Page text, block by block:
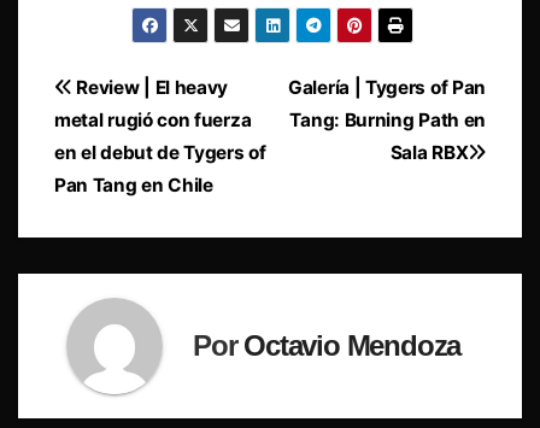
Navegación
de
entradas
Galería | Tygers of Pan
Tang: Burning Path en
Sala RBX
Review | El heavy
metal rugió con fuerza
en el debut de Tygers of
Pan Tang en Chile
PorOctavio Mendoza